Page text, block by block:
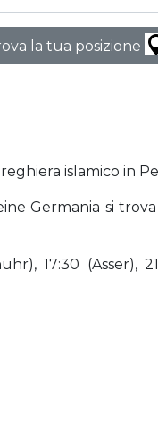
la tua posizione
islamico in
Germania si
17:30 (Asser),